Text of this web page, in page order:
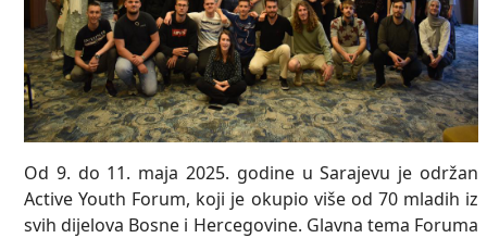
Od 9. do 11. maja 2025. godine u Sarajevu je održan
Active Youth Forum, koji je okupio više od 70 mladih iz
svih dijelova Bosne i Hercegovine. Glavna tema Foruma